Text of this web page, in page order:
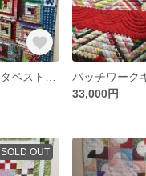
33,000円
SOLD OUT